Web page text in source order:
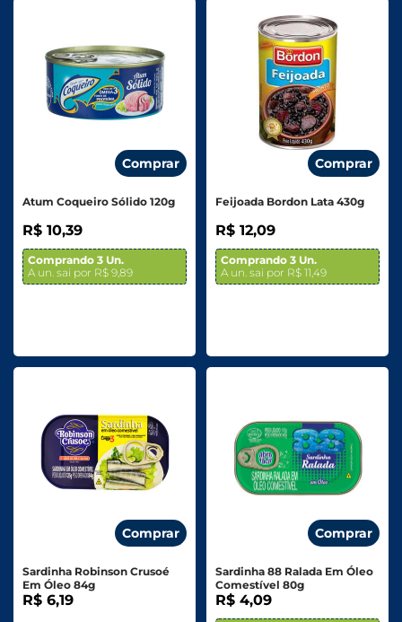
Comprar
Atum Coqueiro Sólido 120g
R$ 10,39
Comprando 3 Un.
A un. sai por R$ 9,89
Comprar
Feijoada Bordon Lata 430g
R$ 12,09
Comprando 3 Un.
A un. sai por R$ 11,49
Comprar
Sardinha Robinson Crusoé
Em Óleo 84g
R$ 6,19
Comprar
Sardinha 88 Ralada Em Óleo
Comestível 80g
R$ 4,09